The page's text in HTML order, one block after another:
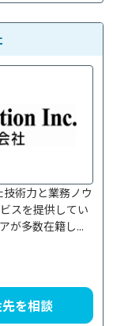
術力と業務ノウ
スを提供してい
が多数在籍し...
を相談